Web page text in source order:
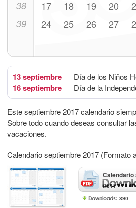
38 17 18 19 20
39 24 25 26 27
13 septiembre Día de los Niños
16 septiembre Día de la
Este septiembre 2017 calendario
Sobre todo cuando deseas consultar
vacaciones.
Calendario septiembre 2017 (Formato
2017
390